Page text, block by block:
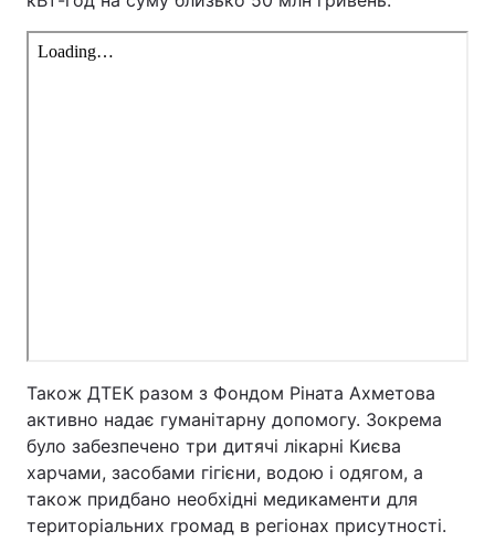
Також ДТЕК разом з Фондом Ріната Ахметова
активно надає гуманітарну допомогу. Зокрема
було забезпечено три дитячі лікарні Києва
харчами, засобами гігієни, водою і одягом, а
також придбано необхідні медикаменти для
територіальних громад в регіонах присутності.